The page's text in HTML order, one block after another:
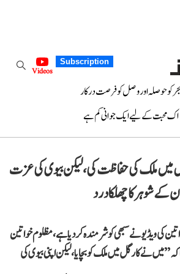
Subscription
Videos
کو حوصلہ اور وصل کو فرصت درکار
اک محبت کے لیے ایک جوانی کم ہے
میں ملک کی حفاظت کی، لیکن بیوی کی عزت
کے شوہر کا چھلکا درد
کی ویڈیو نے سبھی کو شرمندہ کر دیا ہے، مظلوم خواتین
نے کارگل میں ملک کو بچایا، لیکن اپنی بیوی کی